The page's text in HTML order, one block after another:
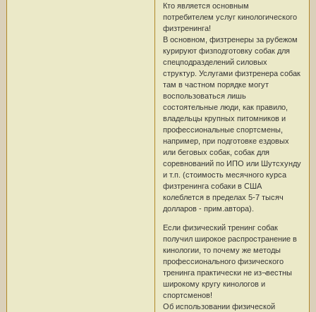
Кто является основным
потребителем услуг кинологического
физтренинга!
В основном, физтренеры за рубежом
курируют физподготовку собак для
спецподразделений силовых
структур. Услугами физтренера собак
там в частном порядке могут
воспользоваться лишь
состоятельные люди, как правило,
владельцы крупных питомников и
профессиональные спортсмены,
например, при подготовке ездовых
или беговых собак, собак для
соревнований по ИПО или Шутсхунду
и т.п. (стоимость месячного курса
физтренинга собаки в США
колеблется в пределах 5-7 тысяч
долларов - прим.автора).
Если физический тренинг собак
получил широкое распространение в
кинологии, то почему же методы
профессионального физического
тренинга практически не из¬вестны
широкому кругу кинологов и
спортсменов!
Об использовании физической